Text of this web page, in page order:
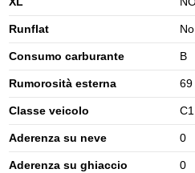
Runflat No
Consumo carburante B
Rumorosità esterna 69
Classe veicolo C1
Aderenza su neve 0
Aderenza su ghiaccio 0